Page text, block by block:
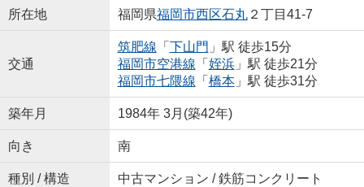
所在地 福岡県福岡市西区石丸２丁目41-7
交通
筑肥線 「 下山門 」駅 徒歩15分
福岡市空港線 「 姪浜」駅 徒歩21分
福岡市七隈線 「 橋本」駅 徒歩31分
築年月 1984年 3月(築42年)
向き 南
種別 / 構造 中古マンション / 鉄筋コンクリート